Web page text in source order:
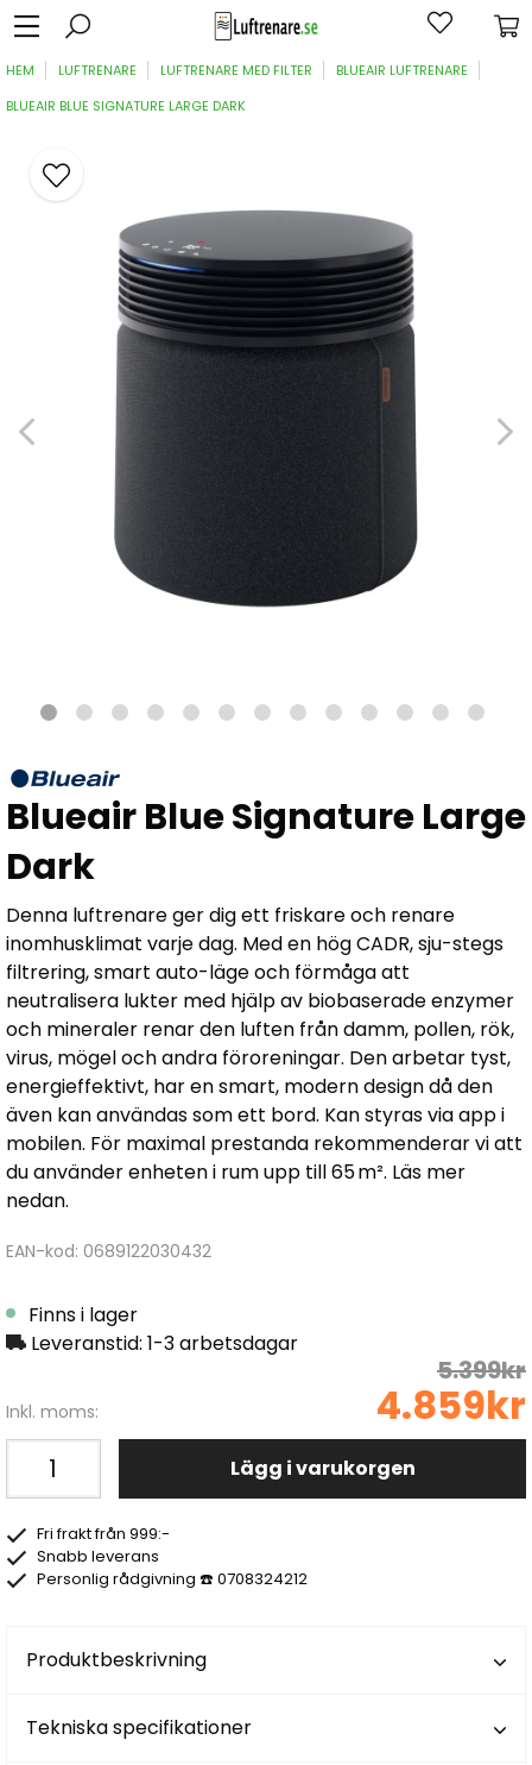
HEM LUFTRENARE LUFTRENARE MED FILTER
BLUEAIR LUFTRENARE
BLUEAIR BLUE SIGNATURE LARGE DARK
Blueair Blue Signature Large
Dark
Denna luftrenare ger dig ett friskare och renare
inomhusklimat varje dag. Med en hög CADR, sju-stegs
filtrering, smart auto-läge och förmåga att
neutralisera lukter med hjälp av biobaserade enzymer
och mineraler renar den luften från damm, pollen, rök,
virus, mögel och andra föroreningar. Den arbetar tyst,
energieffektivt, har en smart, modern design då den
även kan användas som ett bord. Kan styras via app i
mobilen. För maximal prestanda rekommenderar vi att
du använder enheten i rum upp till 65 m². Läs mer
nedan.
EAN-kod: 0689122030432
Finns i lager
Leveranstid: 1-3 arbetsdagar
Inkl. moms:
5.399kr
4.859kr
Lägg i varukorgen
Fri frakt från 999:-
Snabb leverans
Personlig rådgivning ☎️ 0708324212
Produktbeskrivning
Tekniska specifikationer